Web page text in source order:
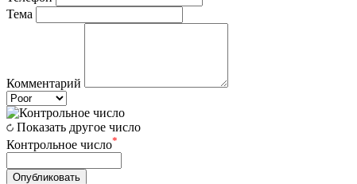
Тема
Комментарий
Показать другое число
Контрольное число*
Опубликовать